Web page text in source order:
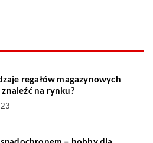
regałów magazynowych
na rynku?